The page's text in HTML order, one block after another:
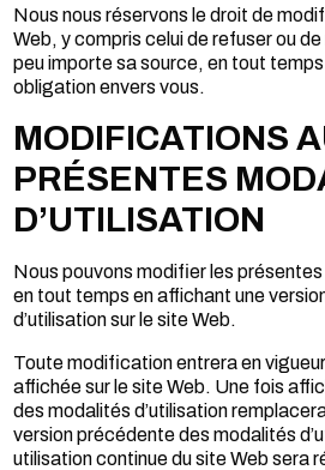
Nous nous réservons le droit de
Web, y compris celui de refuser ou
peu importe sa source, en tout
obligation envers vous.
MODIFICATIONS
PRÉSENTES
D’UTILISATION
Nous pouvons modifier les
en tout temps en affichant une
d’utilisation sur le site Web.
Toute modification entrera en
affichée sur le site Web. Une fois
des modalités d’utilisation
version précédente des modalités
utilisation continue du site Web sera